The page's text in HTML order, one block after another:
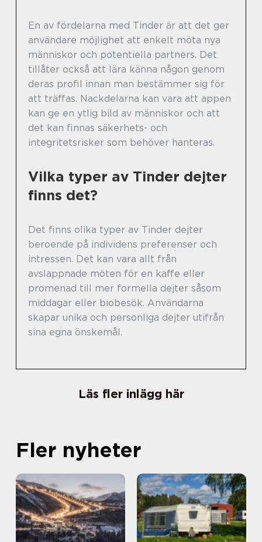
En av fördelarna med Tinder är att det ger
användare möjlighet att enkelt möta nya
människor och potentiella partners. Det
tillåter också att lära känna någon genom
deras profil innan man bestämmer sig för
att träffas. Nackdelarna kan vara att appen
kan ge en ytlig bild av människor och att
det kan finnas säkerhets- och
integritetsrisker som behöver hanteras.
Vilka typer av Tinder dejter
finns det?
Det finns olika typer av Tinder dejter
beroende på individens preferenser och
intressen. Det kan vara allt från
avslappnade möten för en kaffe eller
promenad till mer formella dejter såsom
middagar eller biobesök. Användarna
skapar unika och personliga dejter utifrån
sina egna önskemål.
Läs fler inlägg här
Fler nyheter